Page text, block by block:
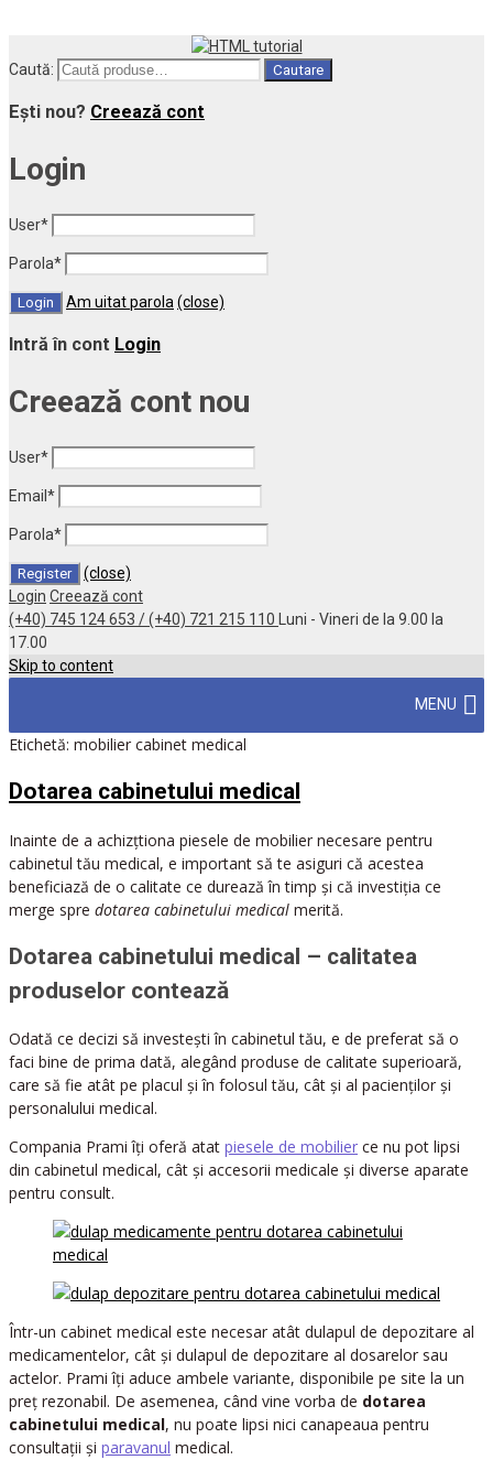
Caută: Cautare
Ești nou? Creează cont
Login
User*
Parola*
Am uitat parola (close)
Intră în cont Login
Creează cont nou
User*
Email *
Parola*
(close)
Login Creează cont
(+40) 745 124 653 / (+40) 721 215 110
Luni - Vineri de la 9.00 la
17.00
Skip to content
MENU
Etichetă: mobilier cabinet medical
Dotarea cabinetului medical
Inainte de a achizțtiona piesele de mobilier necesare pentru
cabinetul tău medical, e important să te asiguri că acestea
beneficiază de o calitate ce durează în timp și că investiția ce
merge spre dotarea cabinetului medical merită.
Dotarea cabinetului medical – calitatea
produselor contează
Odată ce decizi să investești în cabinetul tău, e de preferat să o
faci bine de prima dată, alegând produse de calitate superioară,
care să fie atât pe placul și în folosul tău, cât și al pacienților și
personalului medical.
Compania Prami îți oferă atat piesele de mobilier ce nu pot lipsi
din cabinetul medical, cât și accesorii medicale și diverse aparate
pentru consult.
Într-un cabinet medical este necesar atât dulapul de depozitare al
medicamentelor, cât și dulapul de depozitare al dosarelor sau
actelor. Prami îți aduce ambele variante, disponibile pe site la un
preț rezonabil. De asemenea, când vine vorba de dotarea
cabinetului medical, nu poate lipsi nici canapeaua pentru
consultații și paravanul medical.